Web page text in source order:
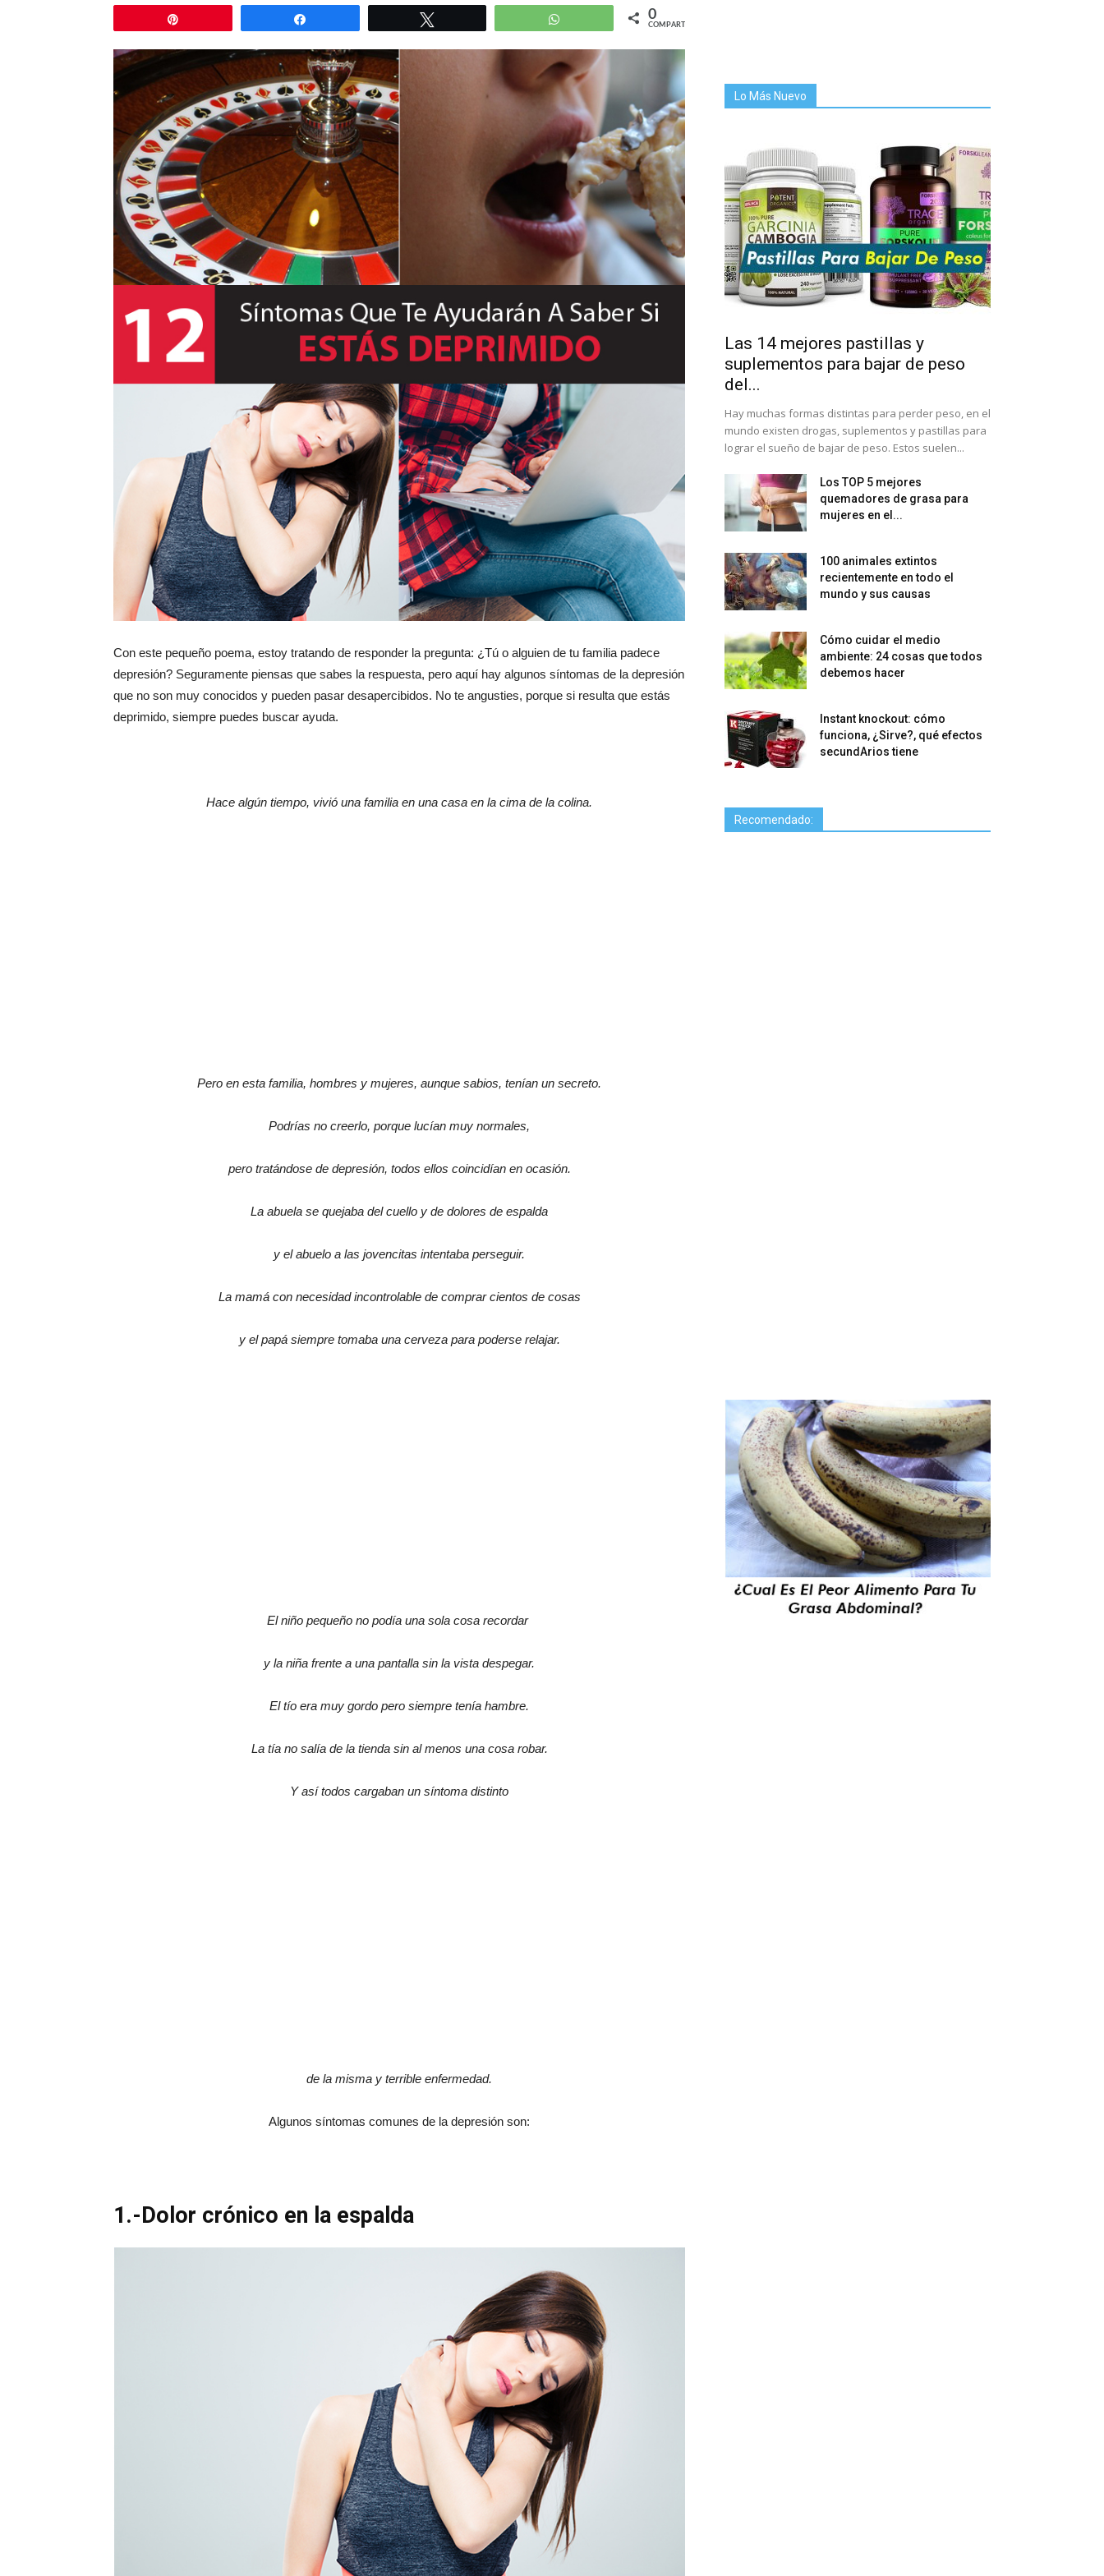
0
COMPARTIR
Con este pequeño poema, estoy tratando de responder la pregunta: ¿Tú o alguien de tu familia padece
depresión? Seguramente piensas que sabes la respuesta, pero aquí hay algunos síntomas de la depresión
que no son muy conocidos y pueden pasar desapercibidos. No te angusties, porque si resulta que estás
deprimido, siempre puedes buscar ayuda.
Hace algún tiempo, vivió una familia en una casa en la cima de la colina.
Pero en esta familia, hombres y mujeres, aunque sabios, tenían un secreto.
Podrías no creerlo, porque lucían muy normales,
pero tratándose de depresión, todos ellos coincidían en ocasión.
La abuela se quejaba del cuello y de dolores de espalda
y el abuelo a las jovencitas intentaba perseguir.
La mamá con necesidad incontrolable de comprar cientos de cosas
y el papá siempre tomaba una cerveza para poderse relajar.
El niño pequeño no podía una sola cosa recordar
y la niña frente a una pantalla sin la vista despegar.
El tío era muy gordo pero siempre tenía hambre.
La tía no salía de la tienda sin al menos una cosa robar.
Y así todos cargaban un síntoma distinto
de la misma y terrible enfermedad.
Algunos síntomas comunes de la depresión son:
1.-Dolor crónico en la espalda
Lo Más Nuevo
Las 14 mejores pastillas y
suplementos para bajar de peso
del...
Hay muchas formas distintas para perder peso, en el
mundo existen drogas, suplementos y pastillas para
lograr el sueño de bajar de peso. Estos suelen...
Los TOP 5 mejores
quemadores de grasa para
mujeres en el...
100 animales extintos
recientemente en todo el
mundo y sus causas
Cómo cuidar el medio
ambiente: 24 cosas que todos
debemos hacer
Instant knockout: cómo
funciona, ¿Sirve?, qué efectos
secundArios tiene
Recomendado: